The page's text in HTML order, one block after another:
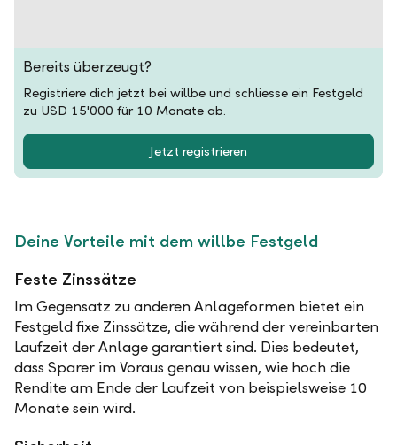
Bereits überzeugt?
Registriere dich jetzt bei willbe und schliesse ein Festgeld
zu USD 15'000 für 10 Monate ab.
Jetzt registrieren
Deine Vorteile mit dem willbe Festgeld
Feste Zinssätze
Im Gegensatz zu anderen Anlageformen bietet ein
Festgeld fixe Zinssätze, die während der vereinbarten
Laufzeit der Anlage garantiert sind. Dies bedeutet,
dass Sparer im Voraus genau wissen, wie hoch die
Rendite am Ende der Laufzeit von beispielsweise 10
Monate sein wird.